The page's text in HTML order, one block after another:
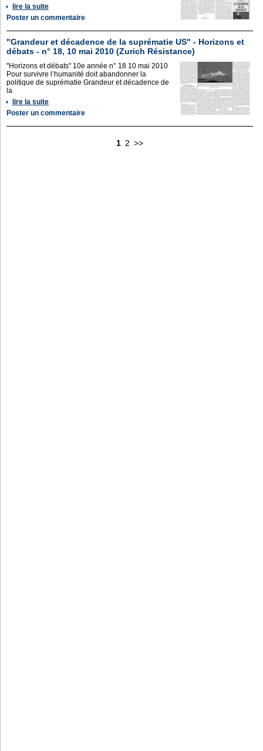
lire la suite
Poster un commentaire
"Grandeur et décadence de la suprématie US" - Horizons et
débats - n° 18, 10 mai 2010 (Zurich Résistance)
"Horizons et débats" 10e année n° 18 10 mai 2010
Pour survivre l’humanité doit abandonner la
politique de suprématie Grandeur et décadence de
la
lire la suite
Poster un commentaire
1 2 >>